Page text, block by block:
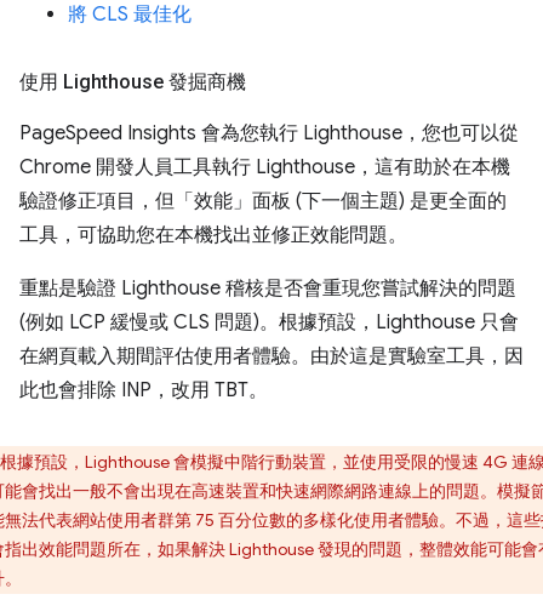
將 CLS 最佳化
使用 Lighthouse 發掘商機
PageSpeed Insights 會為您執行 Lighthouse，您也可以從
Chrome 開發人員工具執行 Lighthouse，這有助於在本機
驗證修正項目，但「效能」面板 (下一個主題) 是更全面的
工具，可協助您在本機找出並修正效能問題。
重點是驗證 Lighthouse 稽核是否會重現您嘗試解決的問題
(例如 LCP 緩慢或 CLS 問題)。根據預設，Lighthouse 只會
在網頁載入期間評估使用者體驗。由於這是實驗室工具，因
此也會排除 INP，改用 TBT。
根據預設，Lighthouse 會模擬中階行動裝置，並使用受限的慢速 4G 連
能會找出一般不會出現在高速裝置和快速網際網路連線上的問題。模擬
無法代表網站使用者群第 75 百分位數的多樣化使用者體驗。不過，這
指出效能問題所在，如果解決 Lighthouse 發現的問題，整體效能可能會